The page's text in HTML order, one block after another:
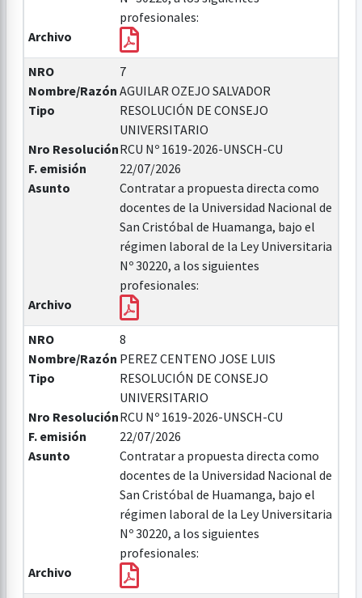
profesionales:
Archivo
NRO
7
Nombre/Razón AGUILAR OZEJO SALVADOR
Tipo
RESOLUCIÓN DE CONSEJO
UNIVERSITARIO
Nro ResoluciónRCU Nº 1619-2026-UNSCH-CU
F. emisión
22/07/2026
Asunto
Contratar a propuesta directa como
docentes de la Universidad Nacional de
San Cristóbal de Huamanga, bajo el
régimen laboral de la Ley Universitaria
Nº 30220, a los siguientes
profesionales:
Archivo
NRO
8
Nombre/Razón PEREZ CENTENO JOSE LUIS
Tipo
RESOLUCIÓN DE CONSEJO
UNIVERSITARIO
Nro ResoluciónRCU Nº 1619-2026-UNSCH-CU
F. emisión
22/07/2026
Asunto
Contratar a propuesta directa como
docentes de la Universidad Nacional de
San Cristóbal de Huamanga, bajo el
régimen laboral de la Ley Universitaria
Nº 30220, a los siguientes
profesionales:
Archivo